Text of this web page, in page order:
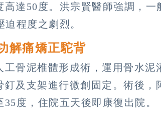
達50度。洪宗賢醫師強調，一
程度之劇烈。
解痛矯正駝背
骨泥椎體形成術，運用骨水泥
及支架進行微創固定。術後，
度，住院五天後即康復出院。